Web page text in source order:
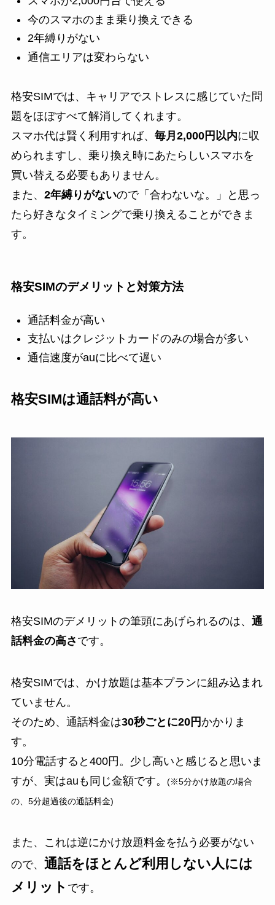
今のスマホのまま乗り換えできる
2年縛りがない
通信エリアは変わらない
格安SIMでは、キャリアでストレスに感じていた問
題をほぼすべて解消してくれます。
スマホ代は賢く利用すれば、 毎月2,000円以内に収
められますし、乗り換え時にあたらしいスマホを
買い替える必要もありません。
また、 2年縛りがないので「合わないな。」と思っ
たら好きなタイミングで乗り換えることができま
す。
格安SIMのデメリットと対策方法
通話料金が高い
支払いはクレジットカードのみの場合が多い
通信速度がauに比べて遅い
格安SIMは通話料が高い
格安SIMのデメリットの筆頭にあげられるのは、 通
話料金の高さ です。
格安SIMでは、かけ放題は基本プランに組み込まれ
ていません。
そのため、通話料金は30秒ごとに20円かかりま
す。
10分電話すると400円。少し高いと感じると思いま
すが、実はauも同じ金額です。
(※5分かけ放題の場合
の、5分超過後の通話料金)
また、これは逆にかけ放題料金を払う必要がない
ので、 通話をほとんど利用しない人には
メリット です。